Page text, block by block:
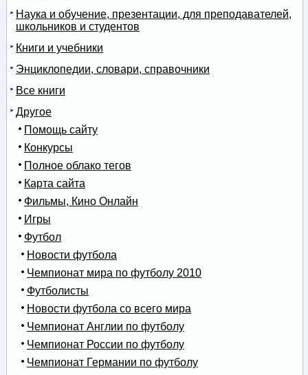
Наука и обучение, презентации, для преподавателей,
школьников и студентов
Книги и учебники
Энциклопедии, словари, справочники
Все книги
Другое
Помощь сайту
Конкурсы
Полное облако тегов
Карта сайта
Фильмы, Кино Онлайн
Игры
Футбол
Новости футбола
Чемпионат мира по футболу 2010
Футболисты
Новости футбола со всего мира
Чемпионат Англии по футболу
Чемпионат России по футболу
Чемпионат Германии по футболу